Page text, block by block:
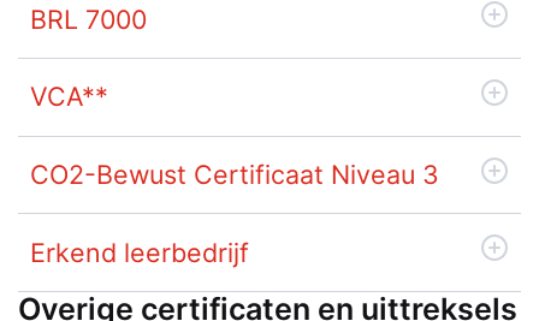
BRL 7000
VCA**
CO2-Bewust Certificaat Niveau 3
Erkend leerbedrijf
Overige certificaten en uittreksels